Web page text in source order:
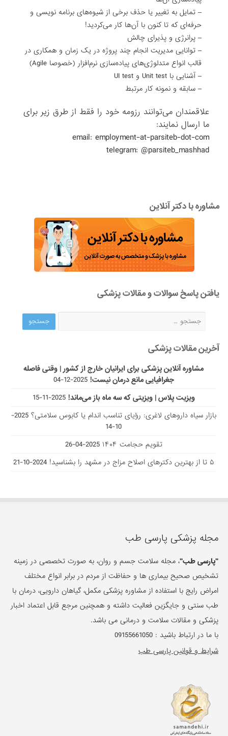
– تمایل به تغییر یا حذف برخی از شیوه‌های برنامه نویسی و
حرفه‌ای که تا کنون با آن‌ها کار می‌کردید!
– پرانرژی و پذیرای چالش
– توانایی مدیریت انجام چند پروژه در یک زمان و همکاری در
قالب انواع متدلوژی‌های پیاده‌سازی نرم‌افزار (خصوصا Agile)
– آشنایی با Unit test و UI test
– سابقه و نمونه کار مرتبط
علاقمندان می‌توانند رزومه خود را فقط از طرق زیر برای
ما ارسال نمایند:
email: employment-at-parsiteb-dot-com
telegram: @parsiteb_mashhad
مشاوره با دکتر آنلاین
یافتن پاسخ سوالات و مقالات پزشکی
آخرین مقالات پزشکی
مشاوره آنلاین پزشکی برای ایرانیان خارج از کشور | وقتی فاصله
جغرافیایی مانع درمان نیست! 2025-12-04
ویزیت پلاس | ویزیتی که سه ماه باز می‌ماند! 2025-11-15
بازار سیاه داروهای لاغری: رؤیای تناسب اندام یا کابوس سلامتی؟
2025-
10-14
تقویم حجامت ۱۴۰۴
2025-04-26
۵ تا از بهترین دکتر‌های اصلاح مزاج در مشهد را بشناسید!
2024-10-21
مجله پزشکی پارسی طب
"پارسی طب"، مجله سلامت جسم و روان، به صورت تخصصی در زمینه
تشخیص صحیح بیماری ها و حفاظت از مردم در برابر انواع مختلف
امراض رایج با استفاده از مشاوره پزشکی مکمل، گیاهان دارویی، درمان با
طب سنتی و جایگزین فعالیت داشته و همچنین مرجع قابل اعتماد اخبار
پزشکی و مقالات سلامت و درمانی می باشد.
با ما در ارتباط باشید :09155661050
شرایط و قوانین پارسی طب